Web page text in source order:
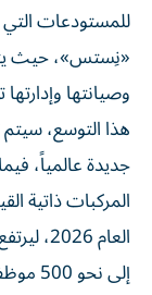
للمستودعات
«نِستس»، حيث
وصيانتها
هذا التوسع،
جديدة عالمياً،
إلى نحو 500 موظف.